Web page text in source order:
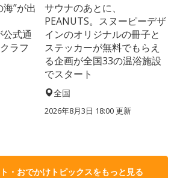
”が出
公式通
ラフ
サウナのあとに、
PEANUTS。スヌーピーデザ
インのオリジナルの冊子と
ステッカーが無料でもらえ
る企画が全国33の温浴施設
でスタート
全国
2026年8月3日 18:00更新
・おでかけトピックスをもっと見る